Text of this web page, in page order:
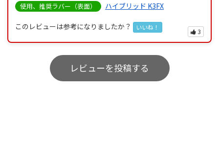
使用、推奨ラバー（表面） ハイブリッド K3FX
このレビューは参考になりましたか？ いいね！
3
レビューを投稿する